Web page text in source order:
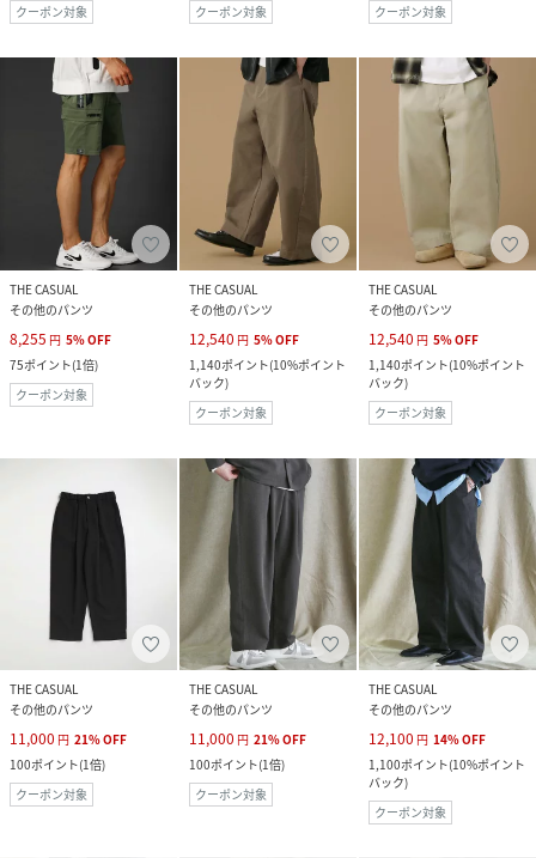
クーポン対象
クーポン対象
クーポン対象
THE CASUAL
その他のパンツ
8,255 円 5%OFF
75ポイント(1倍)
クーポン対象
THE CASUAL
その他のパンツ
12,540 円 5%OFF
1,140ポイント(10%ポイント
バック)
クーポン対象
THE CASUAL
その他のパンツ
12,540 円 5%OFF
1,140ポイント(10%ポイント
バック)
クーポン対象
THE CASUAL
その他のパンツ
11,000 円 21%OFF
100ポイント(1倍)
クーポン対象
THE CASUAL
その他のパンツ
11,000 円 21%OFF
100ポイント(1倍)
クーポン対象
THE CASUAL
その他のパンツ
12,100 円 14%OFF
1,100ポイント(10%ポイント
バック)
クーポン対象